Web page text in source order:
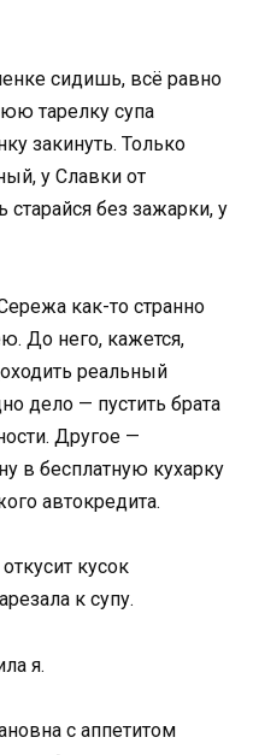
сидишь, всё равно
тарелку супа
закинуть. Только
у Славки от
старайся без зажарки, у
как-то странно
До него, кажется,
реальный
дело — пустить брата
Другое —
в бесплатную кухарку
автокредита.
кусок
к супу.
я.
с аппетитом